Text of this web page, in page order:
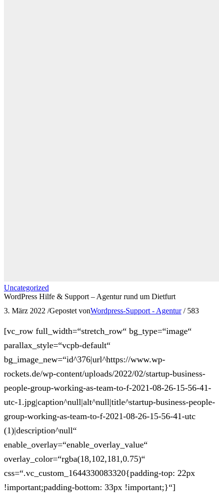
Uncategorized
WordPress Hilfe & Support – Agentur rund um Dietfurt
3. März 2022 /Gepostet vonWordpress-Support - Agentur / 583
[vc_row full_width=“stretch_row“ bg_type=“image“
parallax_style=“vcpb-default“
bg_image_new=“id^376|url^https://www.wp-
rockets.de/wp-content/uploads/2022/02/startup-business-
people-group-working-as-team-to-f-2021-08-26-15-56-41-
utc-1.jpg|caption^null|alt^null|title^startup-business-people-
group-working-as-team-to-f-2021-08-26-15-56-41-utc
(1)|description^null“
enable_overlay=“enable_overlay_value“
overlay_color=“rgba(18,102,181,0.75)“
css=“.vc_custom_1644330083320{padding-top: 22px
!important;padding-bottom: 33px !important;}“]